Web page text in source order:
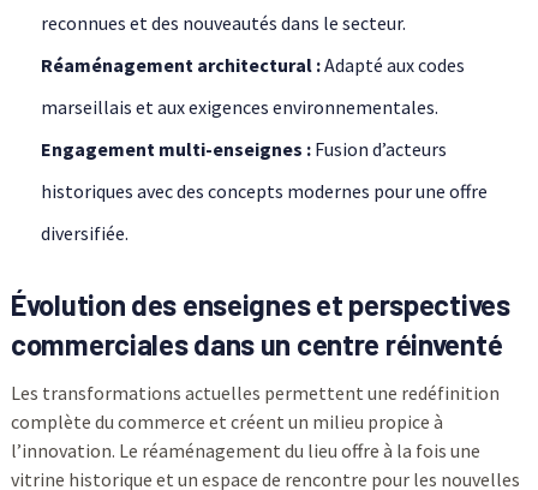
reconnues et des nouveautés dans le secteur.
Réaménagement architectural :Adapté aux codes
marseillais et aux exigences environnementales.
Engagement multi-enseignes :Fusion d’acteurs
historiques avec des concepts modernes pour une offre
diversifiée.
Évolution des enseignes et perspectives
commerciales dans un centre réinventé
Les transformations actuelles permettent une redéfinition
complète du commerce et créent un milieu propice à
l’innovation. Le réaménagement du lieu offre à la fois une
vitrine historique et un espace de rencontre pour les nouvelles